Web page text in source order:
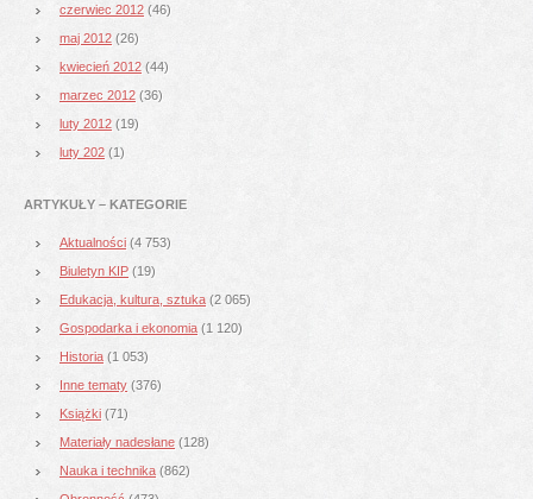
czerwiec 2012 (46)
maj 2012 (26)
kwiecień 2012 (44)
marzec 2012 (36)
luty 2012 (19)
luty 202 (1)
ARTYKUŁY – KATEGORIE
Aktualności (4 753)
Biuletyn KIP (19)
Edukacja, kultura, sztuka (2 065)
Gospodarka i ekonomia (1 120)
Historia (1 053)
Inne tematy (376)
Książki (71)
Materiały nadesłane (128)
Nauka i technika (862)